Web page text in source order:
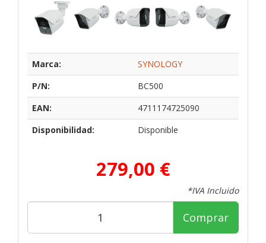
Marca:
SYNOLOGY
P/N:
BC500
EAN:
4711174725090
Disponibilidad:
Disponible
279,00 €
*IVA Incluido
Comprar